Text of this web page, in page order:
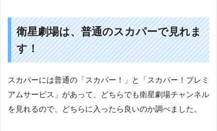
衛星劇場は、普通のスカパーで見れま
す！
スカパーには普通の「スカパー！」と「スカパー！プレミ
アムサービス」があって、どちらでも衛星劇場チャンネル
を見れるので、どちらに入ったら良いのか調べました。